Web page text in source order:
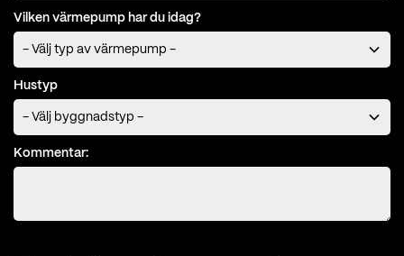
Vilken värmepump har du idag?
Hustyp
Kommentar: